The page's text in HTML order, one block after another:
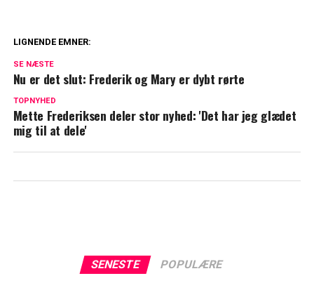
Kate vil ikke tilgive
er min diagnose
LIGNENDE EMNER:
SE NÆSTE
Nu er det slut: Frederik og Mary er dybt rørte
TOPNYHED
Mette Frederiksen deler stor nyhed: 'Det har jeg glædet
mig til at dele'
SENESTE POPULÆRE